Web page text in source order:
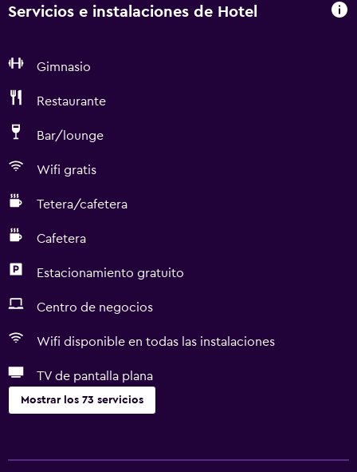
Servicios e instalaciones de Hotel
Gimnasio
Restaurante
Bar/lounge
Wifi gratis
Tetera/cafetera
Cafetera
Estacionamiento gratuito
Centro de negocios
Wifi disponible en todas las instalaciones
TV de pantalla plana
Mostrar los 73 servicios
Wifi gratis